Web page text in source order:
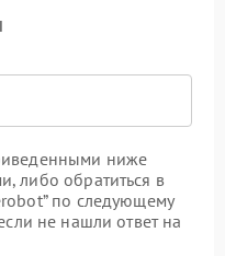
ниже
либо обратиться в
по следующему
не нашли ответ на